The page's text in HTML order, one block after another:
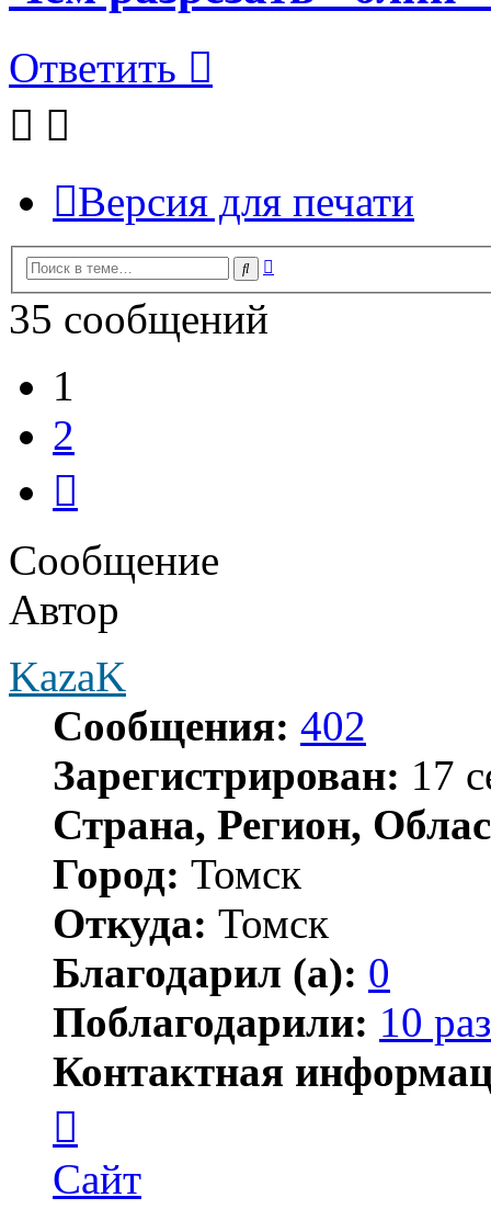
Ответить
Версия для печати
Поиск
35 сообщений
1
2
Сообщение
Автор
KazaK
Сообщения: 402
Зарегистрирован: 17
Страна, Регион,
Город: Томск
Откуда: Томск
Благодарил (а): 0
Поблагодарили: 10 раз
Контактная
пользователя
KazaK
Сайт